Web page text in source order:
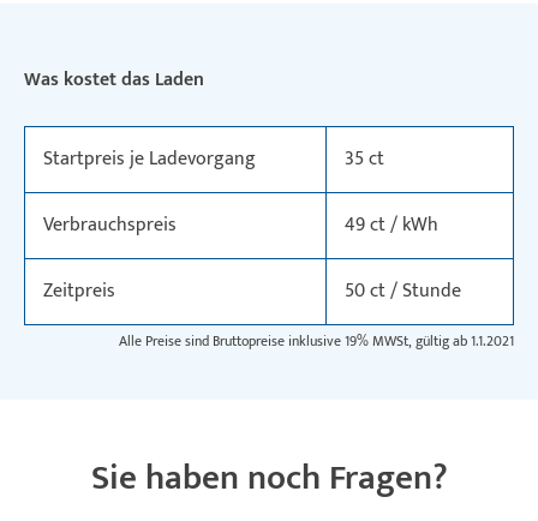
Was kostet das Laden
Startpreis je Ladevorgang 35 ct
Verbrauchspreis 49 ct / kWh
Zeitpreis 50 ct / Stunde
Alle Preise sind Bruttopreise inklusive 19% MWSt, gültig ab 1.1.2021
Sie haben noch Fragen?